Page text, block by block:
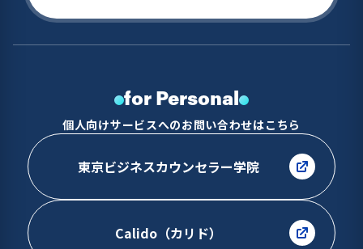
for Personal
個人向けサービスへのお問い合わせはこちら
東京ビジネスカウンセラー学院
Calido（カリド）